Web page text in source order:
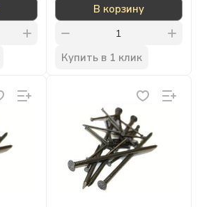
В корзину
Купить в 1 клик